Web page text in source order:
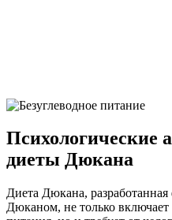
Психологические
диеты Дюкана
Диета Дюкана,
Дюканом, не только включает